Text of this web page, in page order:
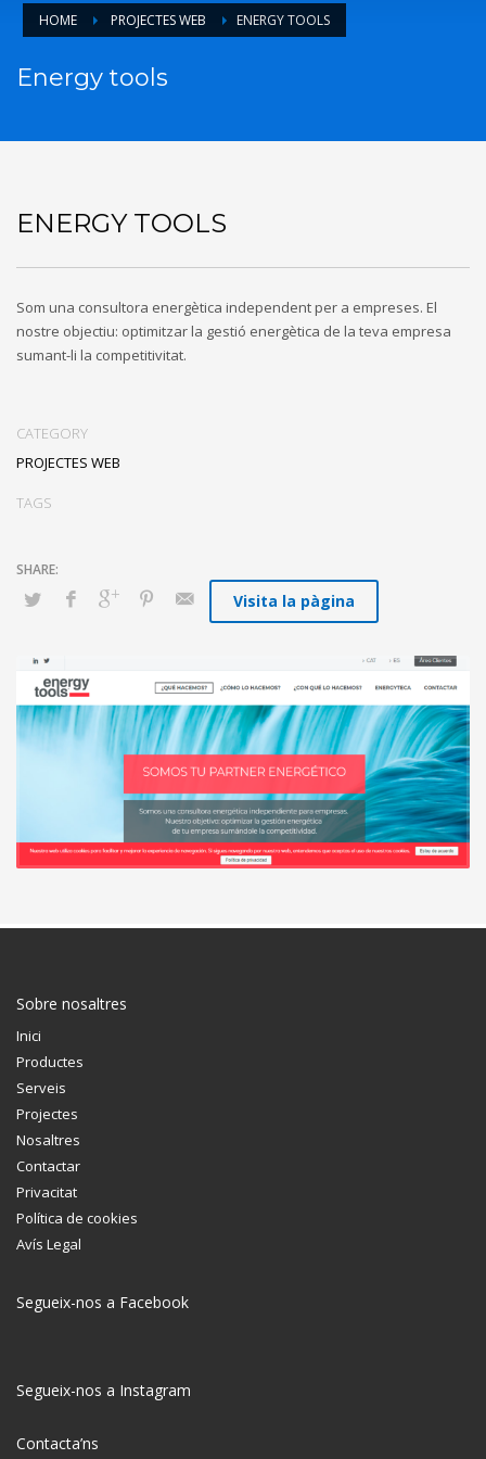
HOME PROJECTES WEB ENERGY TOOLS
Energy tools
ENERGY TOOLS
Som una consultora energètica independent per a empreses. El
nostre objectiu: optimitzar la gestió energètica de la teva empresa
sumant-li la competitivitat.
CATEGORY
PROJECTES WEB
TAGS
Visita la pàgina
Sobre nosaltres
Inici
Productes
Serveis
Projectes
Nosaltres
Contactar
Privacitat
Política de cookies
Avís Legal
Segueix-nos a Facebook
Segueix-nos a Instagram
Contacta’ns